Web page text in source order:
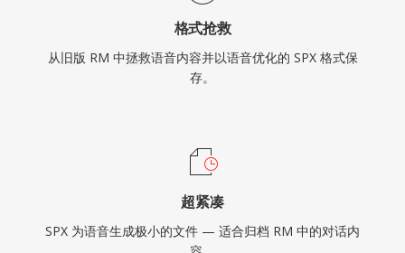
格式抢救
从旧版 RM 中拯救语音内容并以语音优化的 SPX 格式保
存。
超紧凑
SPX 为语音生成极小的文件 — 适合归档 RM 中的对话内